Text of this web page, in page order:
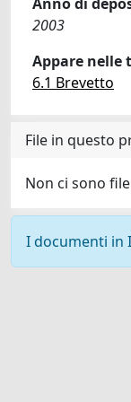
2003
Appare nelle
6.1 Brevetto
File in questo
Non ci sono
I documenti in